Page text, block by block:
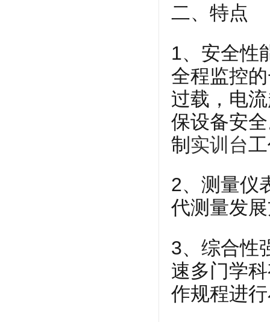
二、特点
1、安全性
全程监控
过载，电
保设备安
制实训台
2、测量仪
代测量发
3、综合性
速多门学
作规程进